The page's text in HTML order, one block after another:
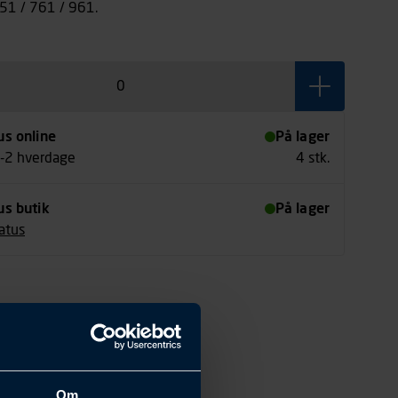
/ 761 / 961.
online
2 hverdage
På lager
4 stk.
butik
På lager